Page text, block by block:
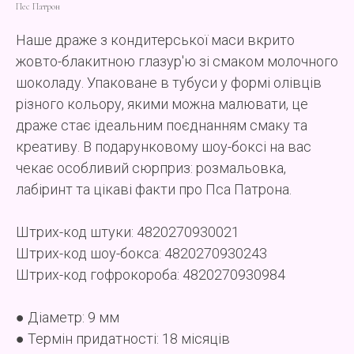
Пес Патрон
Наше драже з кондитерської маси вкрито
жовто-блакитною глазур'ю зі смаком молочного
шоколаду. Упаковане в тубуси у формі олівців
різного кольору, якими можна малювати, це
драже стає ідеальним поєднанням смаку та
креативу. В подарунковому шоу-боксі на вас
чекає особливий сюрприз: розмальовка,
лабіринт та цікаві факти про Пса Патрона.
Штрих-код штуки: 4820270930021
Штрих-код шоу-бокса: 4820270930243
Штрих-код гофрокороба: 4820270930984
● Діаметр: 9 мм
● Термін придатності: 18 місяців